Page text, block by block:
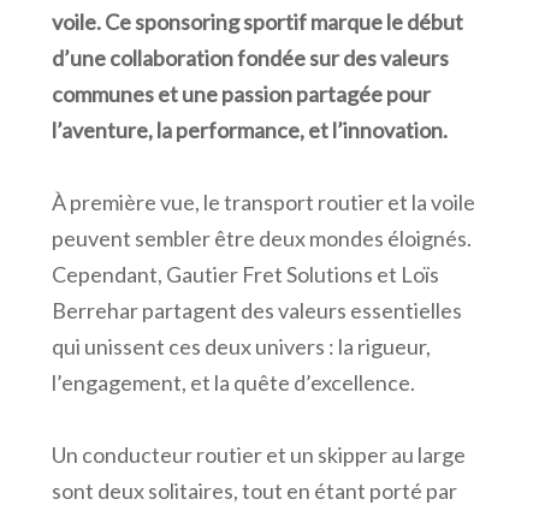
voile. Ce sponsoring sportif marque le début
d’une collaboration fondée sur des valeurs
communes et une passion partagée pour
l’aventure, la performance, et l’innovation.
À première vue, le transport routier et la voile
peuvent sembler être deux mondes éloignés.
Cependant, Gautier Fret Solutions et Loïs
Berrehar partagent des valeurs essentielles
qui unissent ces deux univers : la rigueur,
l’engagement, et la quête d’excellence.
Un conducteur routier et un skipper au large
sont deux solitaires, tout en étant porté par